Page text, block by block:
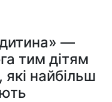
—
тим дітям
які найбільш